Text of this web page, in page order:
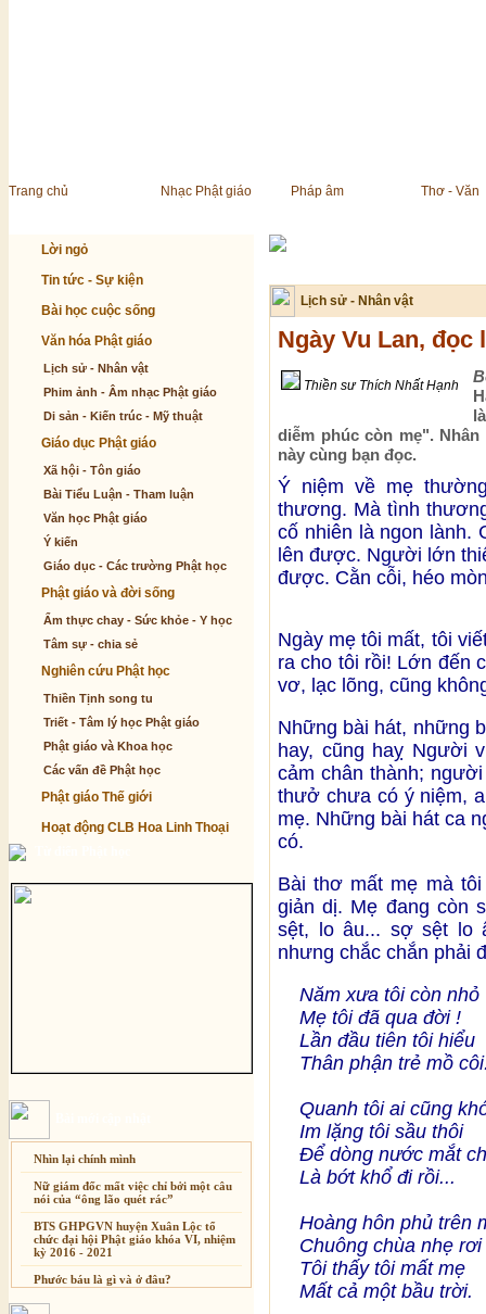
Trang chủ Nhạc Phật giáo Pháp âm Thơ - Văn
Lời ngỏ
Tin tức - Sự kiện
Bài học cuộc sống
Văn hóa Phật giáo
Lịch sử - Nhân vật
Phim ảnh - Âm nhạc Phật giáo
Di sản - Kiến trúc - Mỹ thuật
Giáo dục Phật giáo
Xã hội - Tôn giáo
Bài Tiểu Luận - Tham luận
Văn học Phật giáo
Ý kiến
Giáo dục - Các trường Phật học
Phật giáo và đời sống
Ẩm thực chay - Sức khỏe - Y học
Tâm sự - chia sẻ
Nghiên cứu Phật học
Thiền Tịnh song tu
Triết - Tâm lý học Phật giáo
Phật giáo và Khoa học
Các vấn đề Phật học
Phật giáo Thế giới
Hoạt động CLB Hoa Linh Thoại
Nhìn lại chính mình
Nữ giám đốc mất việc chỉ bởi một câu
nói của “ông lão quét rác”
BTS GHPGVN huyện Xuân Lộc tổ
chức đại hội Phật giáo khóa VI, nhiệm
kỳ 2016 - 2021
Phước báu là gì và ở đâu?
Sự thương-ghét của con người
Xuân Thi
Lịch sử - Nhân vật
Ngày Vu Lan,
Thiền sư Thích Nhất Hạnh
diễm phúc còn mẹ".
này cùng bạn đọc.
Ý niệm về mẹ
thương. Mà tình
cố nhiên là ngon lành.
lên được. Người lớn
được. Cằn cỗi, héo
Ngày mẹ tôi mất, tôi
ra cho tôi rồi! Lớn đến
vơ, lạc lõng, cũng
Những bài hát, những
hay, cũng haỵ Người
cảm chân thành;
thưở chưa có ý niệm,
mẹ. Những bài hát ca
có.
Bài thơ mất mẹ mà
giản dị. Mẹ đang còn
sệt, lo âu... sợ sệt lo
nhưng chắc chắn phải
Năm xưa tôi còn nhỏ
Mẹ tôi đã qua đời !
Lần đầu tiên tôi hiểu
Thân phận trẻ mồ
Quanh tôi ai cũng
Im lặng tôi sầu thôi
Ðể dòng nước mắt
Là bớt khổ đi rồi...
Hoàng hôn phủ trên
Chuông chùa nhẹ rơi
Tôi thấy tôi mất mẹ
Mất cả một bầu trời.